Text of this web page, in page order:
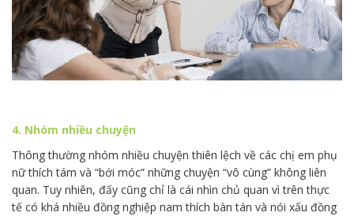
4. Nhóm nhiều chuyện
Thông thường nhóm nhiều chuyện thiên lệch về các chị em phụ
nữ thích tám và “bới móc” những chuyện “vô cùng” không liên
quan. Tuy nhiên, đấy cũng chỉ là cái nhìn chủ quan vì trên thực
tế có khá nhiều đồng nghiệp nam thích bàn tán và nói xấu đồng